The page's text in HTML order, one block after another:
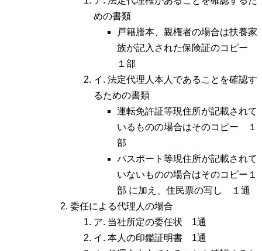
めの書類
戸籍謄本、親権者の場合は扶養家
族が記入された保険証のコピー
１部
イ. 法定代理人本人であることを確認す
るための書類
運転免許証等現住所が記載されて
いるものの場合はそのコピー １
部
パスポート等現住所が記載されて
いないものの場合はそのコピー１
部 に加え、住民票の写し １通
委任による代理人の場合
ア. 当社所定の委任状 1通
イ. 本人の印鑑証明書 1通